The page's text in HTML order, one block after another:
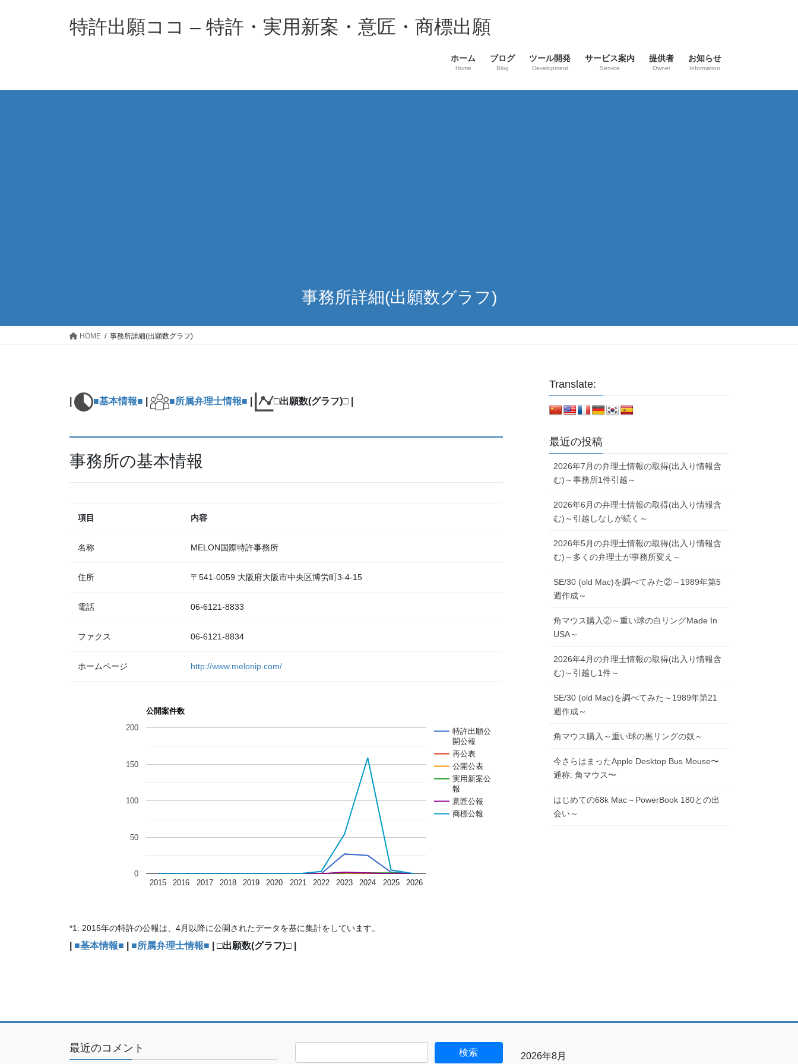
ス
ン
特許出願ココ – 特許・実用新案・意匠・商標出願
ホーム
Home
ブログ
Blog
ツール開発
Development
サービス案内
Service
提供者
Owner
お知らせ
Information
事務所詳細(出願数グラフ)
HOME 事務所詳細(出願数グラフ)
■基本情報■ ■所属弁理士情報■ □出願数(グラフ)□ |
事務所の基本情報
項目 内容
名称 MELON国際特許事務所
住所 〒541-0059 大阪府大阪市中央区博労町3-4-15
電話 06-6121-8833
ファクス 06-6121-8834
ホームページ http://www.melonip.com/
公開案件数
特許出願公
開公報
再公表
公開公表
実用新案公
報
意匠公報
商標公報
2015 2016 2017 2018 2019 2020 2021 2022 2023 2024 2025 2026
0
50
100
150
200
*1: 2015年の特許の公報は、4月以降に公開されたデータを基に集計をしています。
■基本情報■ ■所属弁理士情報■ | □出願数(グラフ)□ |
Translate:
最近の投稿
2026年7月の弁理士情報の取得(出入り情報含
む)～事務所1件引越～
2026年6月の弁理士情報の取得(出入り情報含
む)～引越しなしが続く～
2026年5月の弁理士情報の取得(出入り情報含
む)～多くの弁理士が事務所変え～
SE/30 (old Mac)を調べてみた②～1989年第5
週作成～
角マウス購入②～重い球の白リングMade In
USA～
2026年4月の弁理士情報の取得(出入り情報含
む)～引越し1件～
SE/30 (old Mac)を調べてみた～1989年第21
週作成～
角マウス購入～重い球の黒リングの奴～
今さらはまったApple Desktop Bus Mouse〜
通称: 角マウス〜
はじめての68k Mac～PowerBook 180との出
会い～
最近のコメント
2026年8月